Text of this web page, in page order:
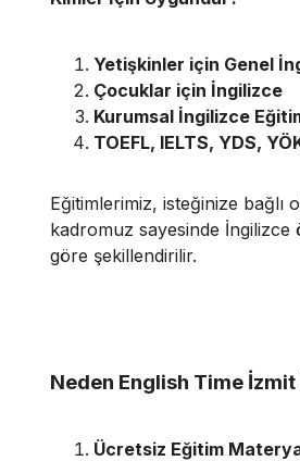
Yetişkinler için Genel
Çocuklar için İngilizce
Kurumsal İngilizce
TOEFL, IELTS, YDS,
Eğitimlerimiz, isteğinize bağlı
kadromuz sayesinde İngilizce
göre şekillendirilir.
Neden English Time
Ücretsiz Eğitim